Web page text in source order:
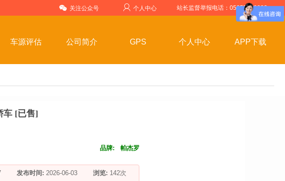
关注公众号 个人中心 站长监督举报电话：05357599999
车源评估 公司简介 GPS 个人中心 APP下载
车 [已售]
品牌: 帕杰罗
发布时间: 2026-06-03 浏览: 142次